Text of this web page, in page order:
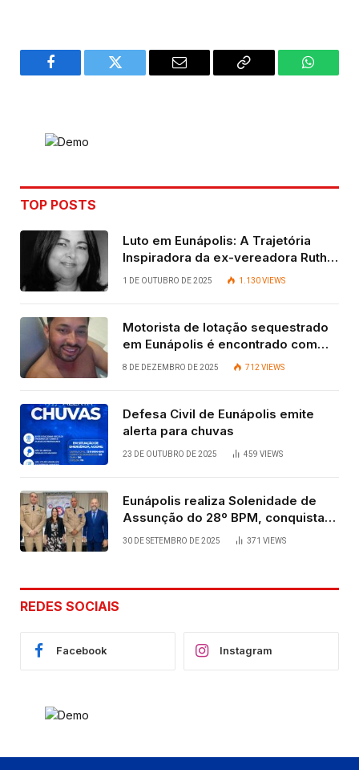
Facebook Twitter Email
Copy
TOP POSTS
Luto em Eunápolis: A Trajetória
Inspiradora da ex-vereadora Ruth
Contadora
1 DE OUTUBRO DE 2025 1.130VIEWS
Motorista de lotação sequestrado
em Eunápolis é encontrado com
vida após quatro dias.
8 DE DEZEMBRO DE 2025 712 VIEWS
Defesa Civil de Eunápolis emite
alerta para chuvas
23 DE OUTUBRO DE 2025 459 VIEWS
Eunápolis realiza Solenidade de
Assunção do 28º BPM, conquista
viabilizada por articulação política
30 DE SETEMBRO DE 2025 371 VIEWS
REDES SOCIAIS
Facebook Instagram